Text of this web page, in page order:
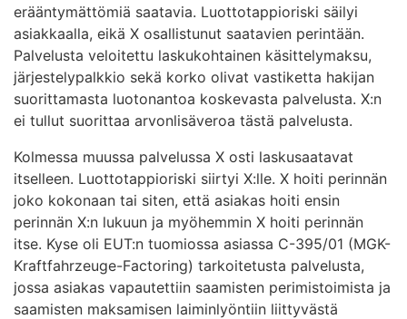
erääntymättömiä saatavia. Luottotappioriski säilyi
asiakkaalla, eikä X osallistunut saatavien perintään.
Palvelusta veloitettu laskukohtainen käsittelymaksu,
järjestelypalkkio sekä korko olivat vastiketta hakijan
suorittamasta luotonantoa koskevasta palvelusta. X:n
ei tullut suorittaa arvonlisäveroa tästä palvelusta.
Kolmessa muussa palvelussa X osti laskusaatavat
itselleen. Luottotappioriski siirtyi X:lle. X hoiti perinnän
joko kokonaan tai siten, että asiakas hoiti ensin
perinnän X:n lukuun ja myöhemmin X hoiti perinnän
itse. Kyse oli EUT:n tuomiossa asiassa C-395/01 (MGK-
Kraftfahrzeuge-Factoring) tarkoitetusta palvelusta,
jossa asiakas vapautettiin saamisten perimistoimista ja
saamisten maksamisen laiminlyöntiin liittyvästä